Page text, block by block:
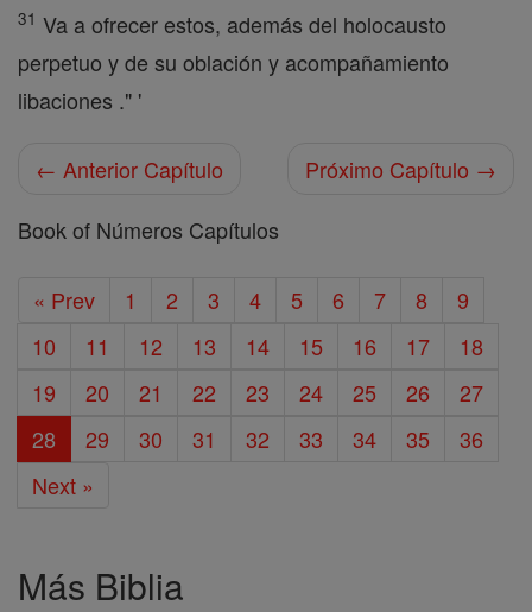
31 Va a ofrecer estos, además del holocausto
perpetuo y de su oblación y acompañamiento
libaciones ." '
← Anterior Capítulo
Próximo Capítulo →
Book of Números Capítulos
« Prev 1 2 3 4 5 6 7 8
9
10
11 12 13 14 15 16 17
18
19
20 21 22 23 24 25 26
27
28
29 30 31 32 33 34 35
36
Next »
Más Biblia